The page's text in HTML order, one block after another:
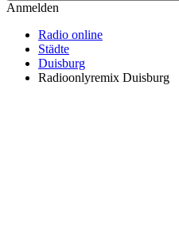
Anmelden
Radio online
Städte
Duisburg
Radioonlyremix Duisburg